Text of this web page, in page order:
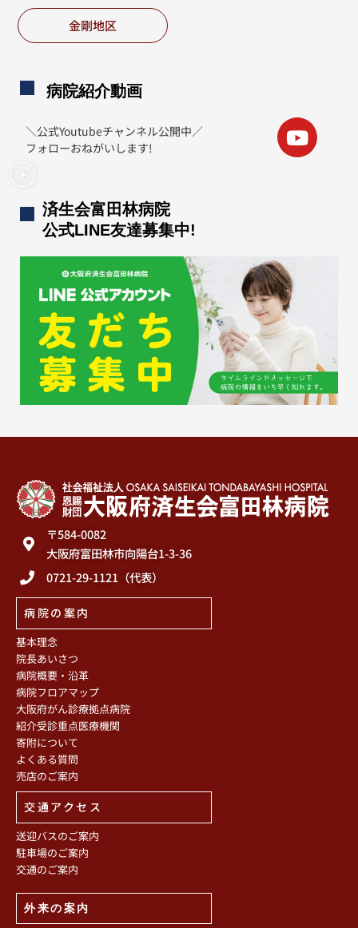
金剛地区
病院紹介動画
＼公式Youtubeチャンネル公開中／
フォローおねがいします!
済生会富田林病院
公式LINE友達募集中!
〒584-0082
大阪府富田林市向陽台1-3-36
0721-29-1121（代表）
病院の案内
基本理念
院長あいさつ
病院概要・沿革
病院フロアマップ
大阪府がん診療拠点病院
紹介受診重点医療機関
寄附について
よくある質問
売店のご案内
交通アクセス
送迎バスのご案内
駐車場のご案内
交通のご案内
外来の案内